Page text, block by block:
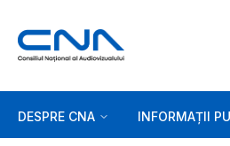
DESPRE CNA INFORMAȚII